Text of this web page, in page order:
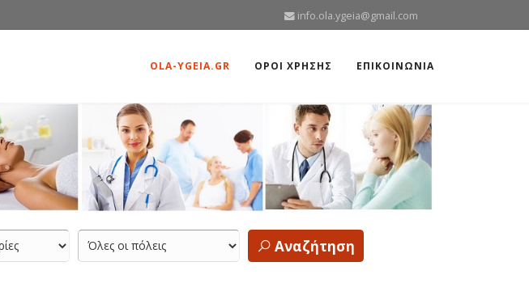
info.ola.ygeia@gmail.com
OLA-YGEIA.GR ΟΡΟΙ ΧΡΗΣΗΣ ΕΠΙΚΟΙΝΩΝΙΑ
Αναζήτηση